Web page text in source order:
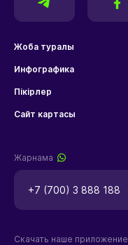
Жоба туралы
Инфографика
Пікірлер
Сайт картасы
Жарнама
+7 (700) 3 888 188
Скачать наше приложение